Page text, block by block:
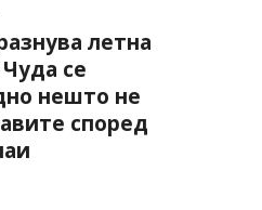
летна
се
нешто не
според